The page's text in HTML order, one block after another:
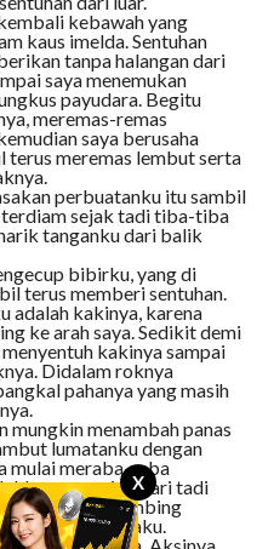
X
kebawah yang
kaus imelda. Sentuhan
tanpa halangan dari
saya menemukan
payudara. Begitu
meremas-remas
saya berusaha
meremas lembut serta
perbuatanku itu sambil
terdiam sejak tadi tiba-tiba
tanganku dari balik
bibirku, yang di
terus memberi sentuhan.
adalah kakinya, karena
ke arah saya. Sedikit demi
kakinya sampai
Didalam roknya
pahanya yang masih
mungkin menambah panas
lumatanku dengan
mulai meraba-raba
yang sejak dari tadi
saya membimbing
ke dalam celanaku.